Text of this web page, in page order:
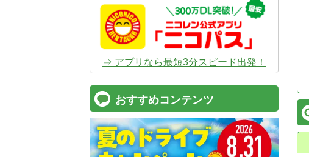
⇒ アプリなら最短3分スピード出発！
おすすめコンテンツ